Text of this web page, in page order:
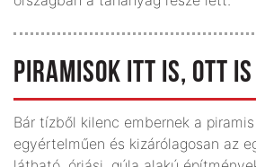
PIRAMISOK ITT IS, OTT IS
Bár tízből kilenc embernek a
egyértelműen és kizárólagosan az